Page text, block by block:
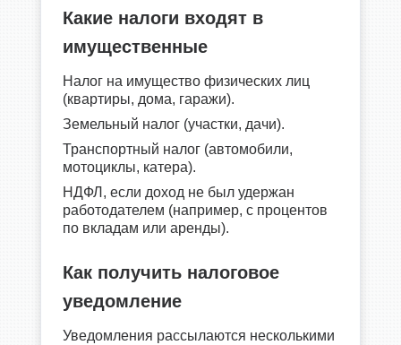
Какие налоги входят в
имущественные
Налог на имущество физических лиц
(квартиры, дома, гаражи).
Земельный налог (участки, дачи).
Транспортный налог (автомобили,
мотоциклы, катера).
НДФЛ, если доход не был удержан
работодателем (например, с процентов
по вкладам или аренды).
Как получить налоговое
уведомление
Уведомления рассылаются несколькими